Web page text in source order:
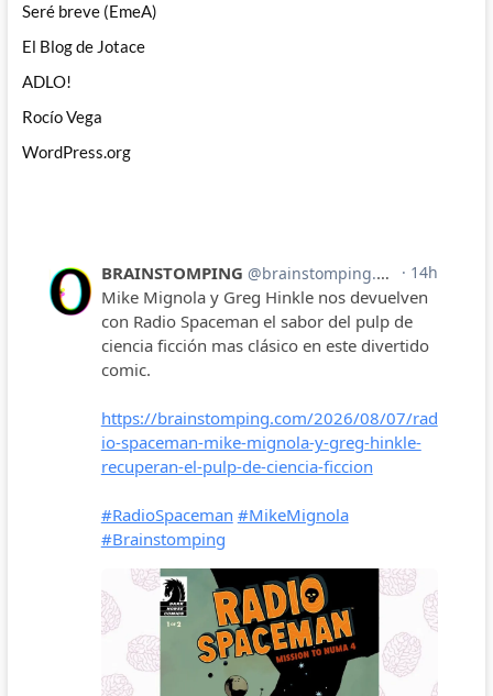
Seré breve (EmeA)
El Blog de Jotace
ADLO!
Rocío Vega
WordPress.org